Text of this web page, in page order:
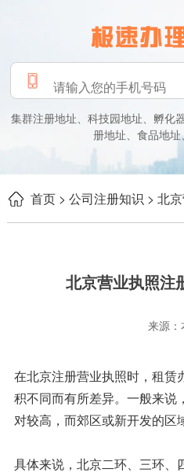
集群注册地址、科技园地址、孵化
册地址、食品地
首页 > 公司注册知识 > 北
北京营业执照注
来源：
在北京注册营业执照时，租赁
积不同而有所差异。一般来说
对较高，而郊区或新开发的区
具体来说，北京二环、三环、